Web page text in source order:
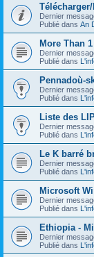
Dernier
Publié dans An
More Than
Dernier
Publié dans
Pennadoù-
Dernier
Publié dans
Liste des
Dernier
Publié dans
Le K barré
Dernier
Publié dans
Microsoft
Dernier
Publié dans
Ethiopia -
Dernier
Publié dans